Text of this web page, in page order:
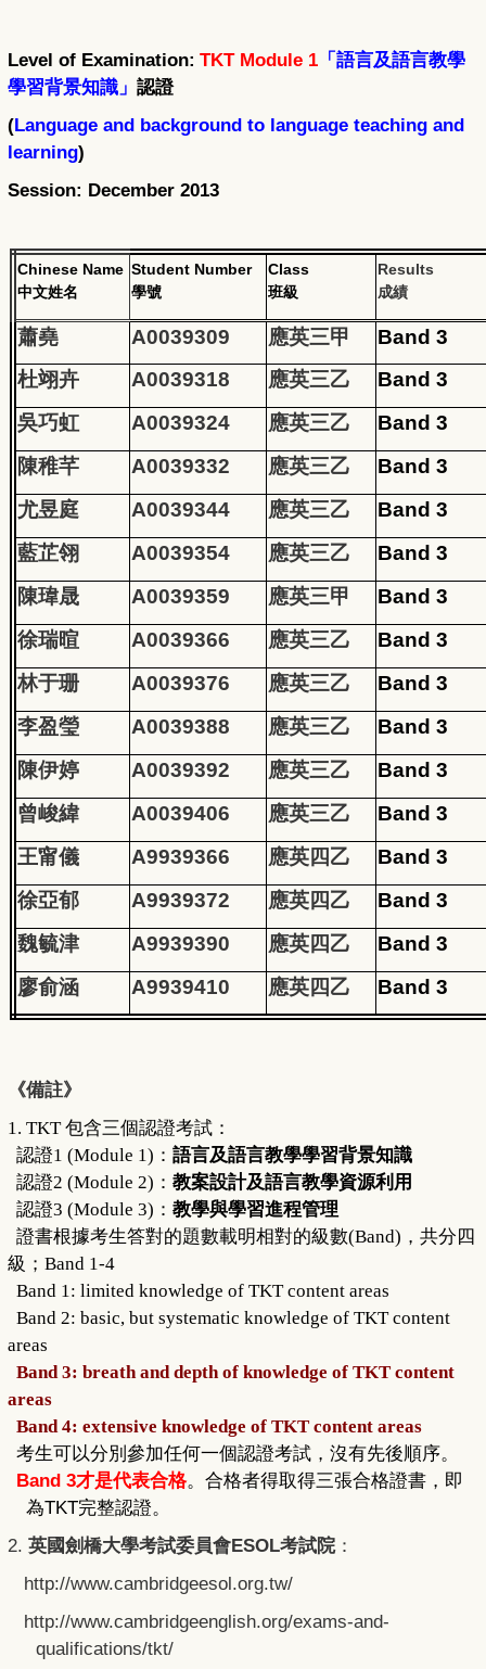
Level of Examination: TKT Module 1 「 語言及語言教學
學習背景知識」 認證
(Language and background to language teaching and
learning)
Session: December 2013
Chinese Name
中文姓名
Student Number
學號
Class
班級
Results
成績
蕭堯 A0039309 應英三甲
Band 3
杜翊卉
A0039318 應英三乙
Band 3
吳巧虹
A0039324 應英三乙
Band 3
陳稚芊
A0039332 應英三乙
Band 3
尤昱庭
A0039344 應英三乙
Band 3
藍芷翎
A0039354 應英三乙
Band 3
陳瑋晟
A0039359 應英三甲
Band 3
徐瑞暄
A0039366 應英三乙
Band 3
林于珊
A0039376 應英三乙
Band 3
李盈瑩
A0039388 應英三乙
Band 3
陳伊婷
A0039392 應英三乙
Band 3
曾峻緯
A0039406 應英三乙
Band 3
王甯儀
A9939366 應英四乙
Band 3
徐亞郁
A9939372 應英四乙
Band 3
魏毓津
A9939390 應英四乙
Band 3
廖俞涵
A9939410 應英四乙 Band 3
《備註》
1. TKT包含三個認證考試：
認證1 (Module 1) ： 語言及語言教學學習背景知識
認證2 (Module 2) ： 教案設計及語言教學資源利用
認證3 (Module 3) ： 教學與學習進程管理
證書根據考生答對的題數載明相對的級數(Band) ，共分四
級； Band 1-4
Band 1: limited knowledge of TKT content areas
Band 2: basic, but systematic knowledge of TKT content
areas
Band 3: breath and depth of knowledge of TKT content
areas
Band 4: extensive knowledge of TKT content areas
考生可以分別參加任何一個認證考試，沒有先後順序。
Band 3才是代表合格。合格者得取得三張合格證書，即
為TKT完整認證。
2. 英國劍橋大學考試委員會ESOL考試院：
http://www.cambridgeesol.org.tw/
http://www.cambridgeenglish.org/exams-and-
qualifications/tkt/